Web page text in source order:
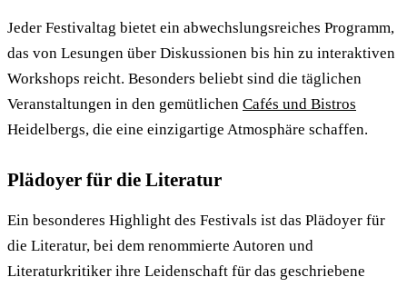
Jeder Festivaltag bietet ein abwechslungsreiches Programm,
das von Lesungen über Diskussionen bis hin zu interaktiven
Workshops reicht. Besonders beliebt sind die täglichen
Veranstaltungen in den gemütlichen Cafés und Bistros
Heidelbergs, die eine einzigartige Atmosphäre schaffen.
Plädoyer für die Literatur
Ein besonderes Highlight des Festivals ist das Plädoyer für
die Literatur, bei dem renommierte Autoren und
Literaturkritiker ihre Leidenschaft für das geschriebene